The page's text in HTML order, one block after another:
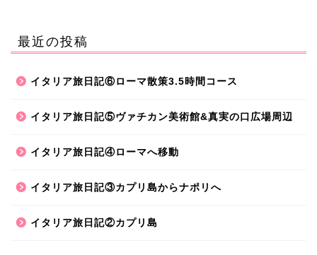
最近の投稿
イタリア旅日記⑥ローマ散策3.5時間コース
イタリア旅日記⑤ヴァチカン美術館&真実の口広場周辺
イタリア旅日記④ローマへ移動
イタリア旅日記③カプリ島からナポリへ
イタリア旅日記②カプリ島